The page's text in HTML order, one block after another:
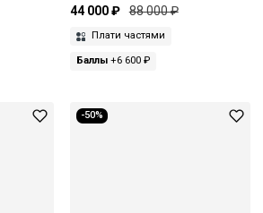
44 000 ₽ 88 000 ₽
Плати частями
Баллы+6 600 ₽
-50%